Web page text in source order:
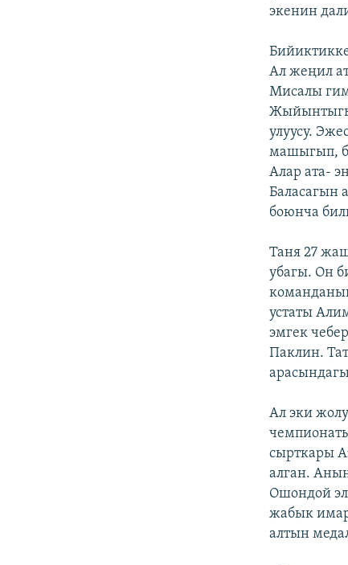
экенин
Ал жеңил
Мисалы
улуусу.
машыгып,
Алар ата-
Баласагын
боюнча
Таня 27
убагы. Он
устаты
эмгек
Паклин.
Ал эки
сырткары
алган.
Ошондой
жабык
алтын